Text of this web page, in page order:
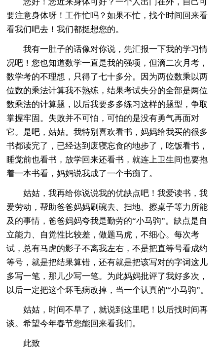
要注意身体呀！工作忙吗？如果不忙，找个时间回来看
看我们吧去！我们都挺想您的。
我有一肚子的话像对你说，先汇报一下我的学习情
况吧！您也知道数学一直是我的强项，但滴二次月考，
数学考的不理想，只得了七十多分。因为两位数乘以两
位数的乘法计算我不熟练，结果考试失分的全部是两位
数乘法的计算题，以后我要多多练习这样的题型，争取
掌握牢固。失败并不可怕，可怕的是没有勇气再面对
它。是吧，姑姑。我特别喜欢看书，妈妈给我买的很多
书都读完了，已经达到废寝忘食的地步了，吃饭看书，
睡觉前也看书，放学回来还看书，就连上卫生间也要抱
着一本书看，妈妈说我成了一个书痴了。
姑姑，我再给你说说我的优缺点吧！我爱读书，我
爱劳动，帮助爸爸妈妈刷碗去、扫地、擦桌子等力所能
及的事情，爸爸妈妈夸我是勤劳的“小马驹”。缺点是自
立能力、自觉性比较差，做题马虎，不细心。每次考
试，总有马虎的影子不离我左右，不是把直等号看成约
等号，就是把结果算错，还有就是把该写对的字词这儿
多写一笔，那儿少写一笔。为此妈妈批评了我好多次，
以后一定把这个坏毛病改掉，当一个认真的'“小马驹”。
姑姑，时间不早了，就说到这里吧！以后找时间再
谈。希望今年春节您能回来看我们。
此致